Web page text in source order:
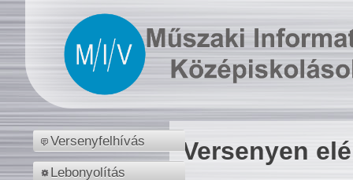
Versenyfelhívás
Lebonyolítás
Versenyen